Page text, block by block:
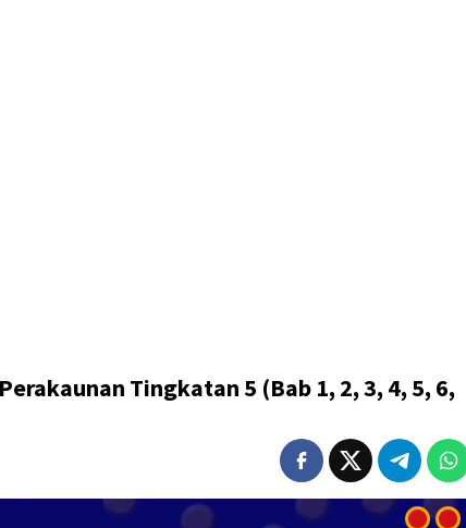
Tingkatan 5 (Bab 1, 2, 3, 4, 5, 6,